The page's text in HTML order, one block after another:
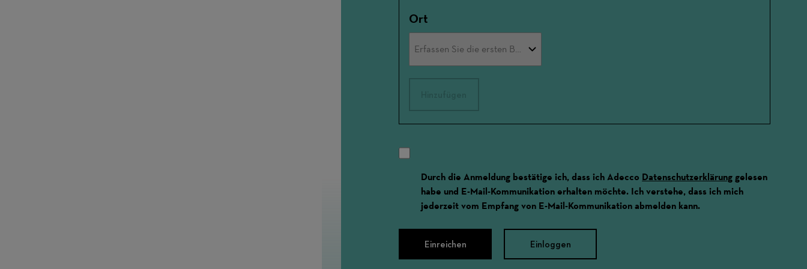
Ort
Durch die Anmeldung bestätige ich, dass ich Adecco Datenschutzerklärung gelesen
habe und E-Mail-Kommunikation erhalten möchte. Ich verstehe, dass ich mich
jederzeit vom Empfang von E-Mail-Kommunikation abmelden kann.
Einreichen Einloggen